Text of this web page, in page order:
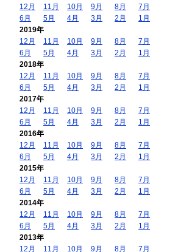
12月
11月 10月 9月 8月
7月
6月
5月 4月 3月 2月
1月
2019年
12月
11月 10月 9月 8月
7月
6月
5月 4月 3月 2月
1月
2018年
12月
11月 10月 9月 8月
7月
6月
5月 4月 3月 2月
1月
2017年
12月
11月 10月 9月 8月
7月
6月
5月 4月 3月 2月
1月
2016年
12月
11月 10月 9月 8月
7月
6月
5月 4月 3月 2月
1月
2015年
12月
11月 10月 9月 8月
7月
6月
5月 4月 3月 2月
1月
2014年
12月
11月 10月 9月 8月
7月
6月
5月 4月 3月 2月
1月
2013年
12月
11月 10月 9月 8月 7月